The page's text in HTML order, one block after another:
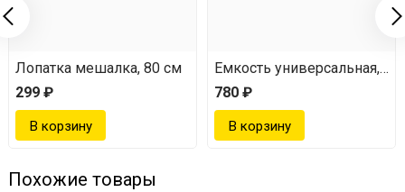
Лопатка мешалка, 80 см
299 ₽
Емкость универсальная, 32
780 ₽
Похожие товары